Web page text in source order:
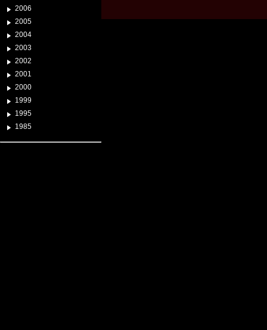
2006
2005
2004
2003
2002
2001
2000
1999
1995
1985